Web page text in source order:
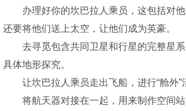
办理好你的坎巴拉人乘员，这包括对
还要将他们送上太空，让他们成为英豪。
去寻觅包含共同卫星和行星的完整星
具体地形探究。
让坎巴拉人乘员走出飞船，进行“舱外”
将航天器对接在一起，用来制作空间